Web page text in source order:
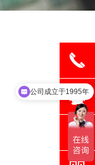
끅
뀩
뀥
需要哪款产品服务
公司成立于1995年